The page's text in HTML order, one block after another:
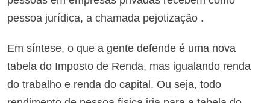
pessoa jurídica, a chamada pejotização .
Em síntese, o que a gente defende é uma nova
tabela do Imposto de Renda, mas igualando renda
do trabalho e renda do capital. Ou seja, todo